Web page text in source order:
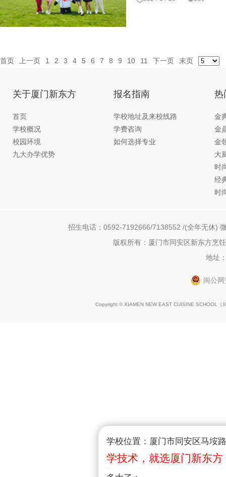
学校位置：厦门市同安区马垵
学技术，就选厦门新东方
首页 上一页 1 2 3 4 5 6 7 8 9 10 11 下一页 末页
关于厦门新东方
首页
学校概况
校园环境
九大办学优势
报名指南
学校地址及来校线路
学费咨询
如何选择专业
热
金
金
金
大
时
经
时
招生电话：0592-7192666/7138552 /(全年无休)
版权所有：厦门市同安区新东方烹
地址
闽公
Copyright © XIAMEN NEW EAST CUISINE SCHOOL（